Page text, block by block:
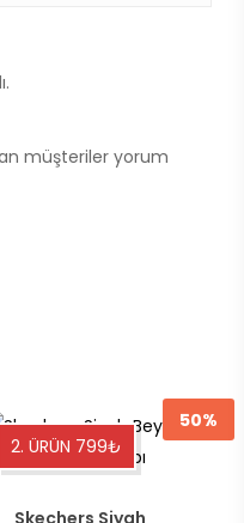
müşteriler yorum
2. ÜRÜN 799₺
50%